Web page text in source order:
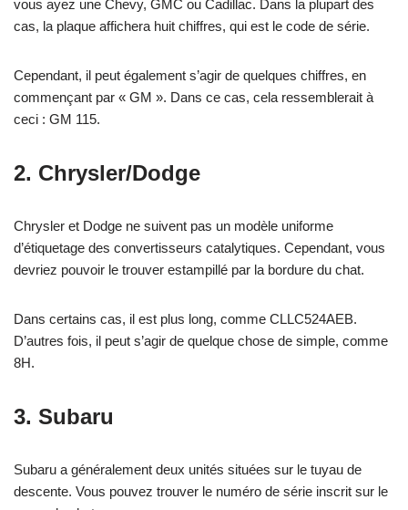
vous ayez une Chevy, GMC ou Cadillac. Dans la plupart des
cas, la plaque affichera huit chiffres, qui est le code de série.
Cependant, il peut également s’agir de quelques chiffres, en
commençant par « GM ». Dans ce cas, cela ressemblerait à
ceci : GM 115.
2. Chrysler/Dodge
Chrysler et Dodge ne suivent pas un modèle uniforme
d’étiquetage des convertisseurs catalytiques. Cependant, vous
devriez pouvoir le trouver estampillé par la bordure du chat.
Dans certains cas, il est plus long, comme CLLC524AEB.
D’autres fois, il peut s’agir de quelque chose de simple, comme
8H.
3. Subaru
Subaru a généralement deux unités situées sur le tuyau de
descente. Vous pouvez trouver le numéro de série inscrit sur le